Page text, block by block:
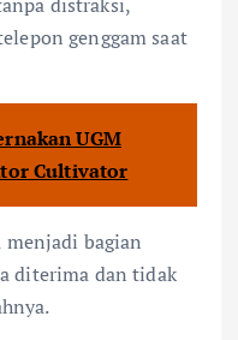
genggam saat
UGM
Cultivator
bagian
diterima dan tidak